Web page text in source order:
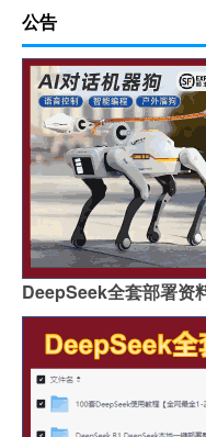
公告
DeepSeek全套部署资